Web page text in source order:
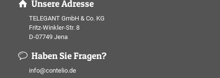
Unsere Adresse
TELEGANT GmbH & Co. KG
Fritz-Winkler-Str. 8
D-07749 Jena
Haben Sie Fragen?
info@contelio.de